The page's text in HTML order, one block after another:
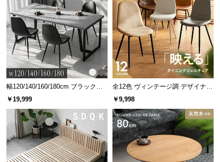
幅120/140/160/180cm ブラックフ
レーム ダイニング 大理石調 4人掛
￥19,999
全12色 ヴィンテージ調 デザイナー
ズシェルチェア
￥9,998